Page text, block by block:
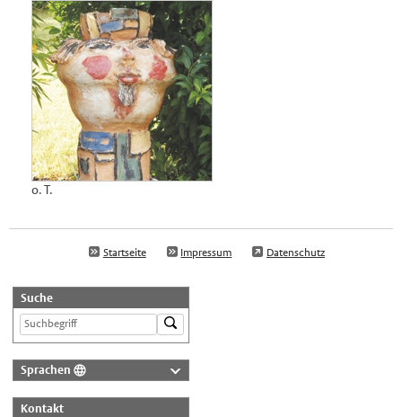
o. T.
Startseite Impressum Datenschutz
Suche
Sprachen
Kontakt